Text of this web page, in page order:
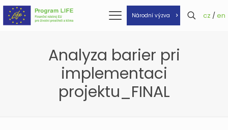
Národní výzva cz / en
Analyza barier pri
implementaci
projektu_FINAL